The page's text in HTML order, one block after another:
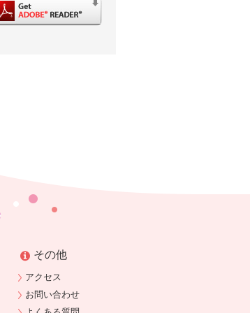
その他
アクセス
お問い合わせ